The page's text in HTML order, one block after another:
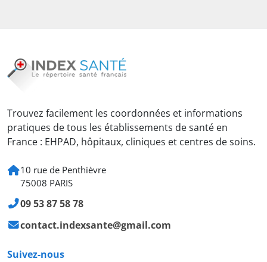
Trouvez facilement les coordonnées et informations
pratiques de tous les établissements de santé en
France : EHPAD, hôpitaux, cliniques et centres de soins.
10 rue de Penthièvre
75008 PARIS
09 53 87 58 78
contact.indexsante@gmail.com
Suivez-nous